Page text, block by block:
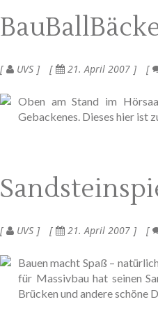
UVS 21. April 2007
Oben am Stand im
Gebackenes. Dieses hier ist
UVS 21. April 2007
Bauen macht Spaß –
für Massivbau hat seinen
Brücken und andere schöne